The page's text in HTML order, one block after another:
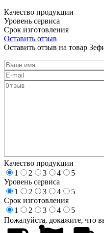
Качество продукции
Уровень сервиса
Срок изготовления
Оставить отзыв
Оставить отзыв на товар
Качество продукции
1
2 3 4
5
Уровень сервиса
1
2 3 4
5
Срок изготовления
1
2 3 4
5
Пожалуйста, докажите, что